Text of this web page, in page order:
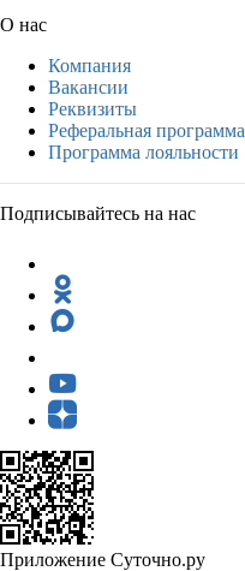
О нас
Компания
Вакансии
Реквизиты
Реферальная программа
Программа лояльности
Подписывайтесь на нас
Приложение Суточно.ру